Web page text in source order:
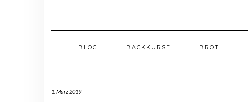
BLOG BACKKURSE BROT
1. März 2019